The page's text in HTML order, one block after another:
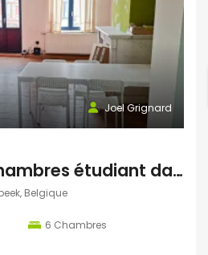
Joel Grignard
A louer Kots/Chambres étudiant dans une colocation située dans une ancienne maison de Maître cosy
Belgique
6 Chambres